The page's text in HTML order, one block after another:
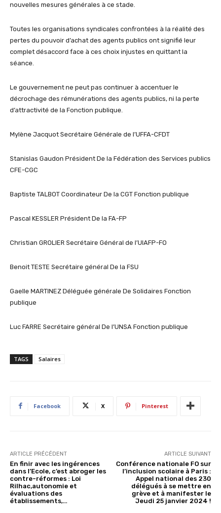
nouvelles mesures générales à ce stade.
Toutes les organisations syndicales confrontées à la réalité des
pertes du pouvoir d’achat des agents publics ont signifié leur
complet désaccord face à ces choix injustes en quittant la
séance.
Le gouvernement ne peut pas continuer à accentuer le
décrochage des rémunérations des agents publics, ni la perte
d’attractivité de la Fonction publique.
Mylène Jacquot Secrétaire Générale de l’UFFA-CFDT
Stanislas Gaudon Président De la Fédération des Services publics
CFE-CGC
Baptiste TALBOT Coordinateur De la CGT Fonction publique
Pascal KESSLER Président De la FA-FP
Christian GROLIER Secrétaire Général de l’UIAFP-FO
Benoit TESTE Secrétaire général De la FSU
Gaelle MARTINEZ Déléguée générale De Solidaires Fonction
publique
Luc FARRE Secrétaire général De l’UNSA Fonction publique
TAGS Salaires
Facebook X Pinterest
ARTICLE PRÉCÉDENT
En finir avec les ingérences
dans l’Ecole, c’est abroger les
contre-réformes : Loi
Rilhac,autonomie et
évaluations des
établissements,…
ARTICLE SUIVANT
Conférence nationale FO sur
l’inclusion scolaire à Paris :
Appel national des 230
délégués à se mettre en
grève et à manifester le
Jeudi 25 janvier 2024 !